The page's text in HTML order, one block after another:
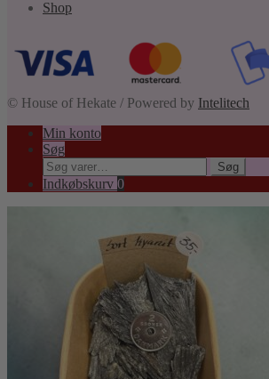
Shop
© House of Hekate / Powered by Intelitech
Min konto
Søg
Søg
efter:
Søg
Indkøbskurv 0